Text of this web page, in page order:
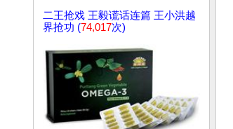
二王抢戏 王毅谎话连篇 王小洪越
界抢功 (74,017次)